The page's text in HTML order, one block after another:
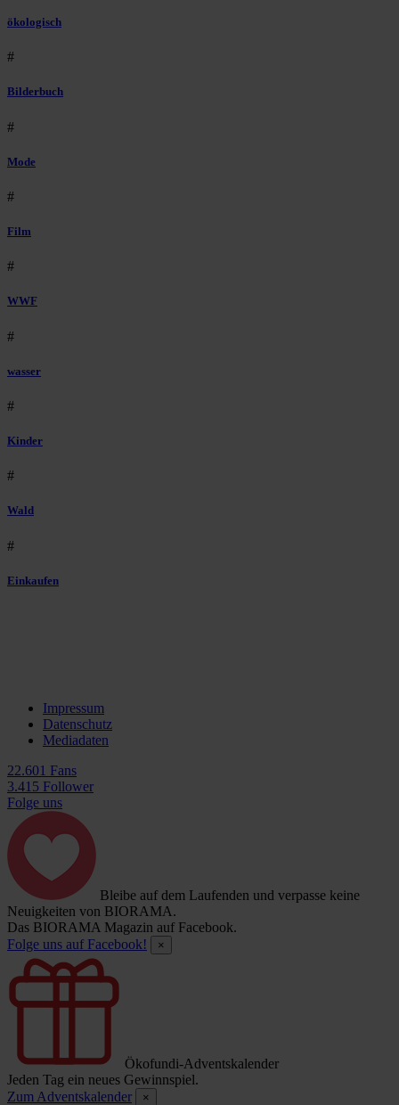
ökologisch
#
Bilderbuch
#
Mode
#
Film
#
WWF
#
wasser
#
Kinder
#
Wald
#
Einkaufen
Impressum
Datenschutz
Mediadaten
22.601 Fans
3.415 Follower
Folge uns
Bleibe auf dem Laufenden und verpasse keine
Neuigkeiten von BIORAMA.
Das BIORAMA Magazin auf Facebook.
Folge uns auf Facebook!
×
Ökofundi-Adventskalender
Jeden Tag ein neues Gewinnspiel.
Zum Adventskalender
×